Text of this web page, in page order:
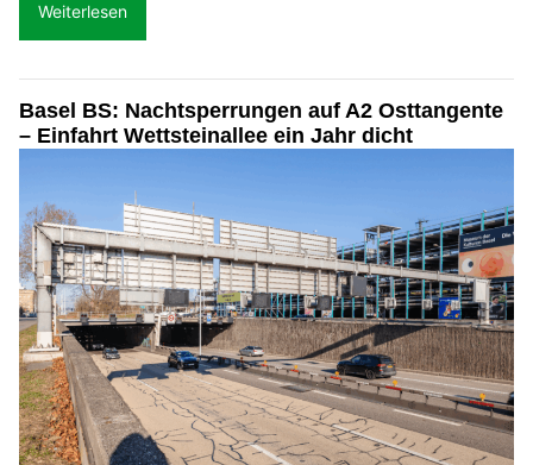
Weiterlesen
Basel BS: Nachtsperrungen auf A2 Osttangente
– Einfahrt Wettsteinallee ein Jahr dicht